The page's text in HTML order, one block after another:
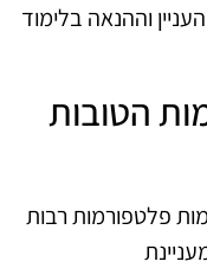
וההנאה בלימוד
הטובות
פלטפורמות רבות